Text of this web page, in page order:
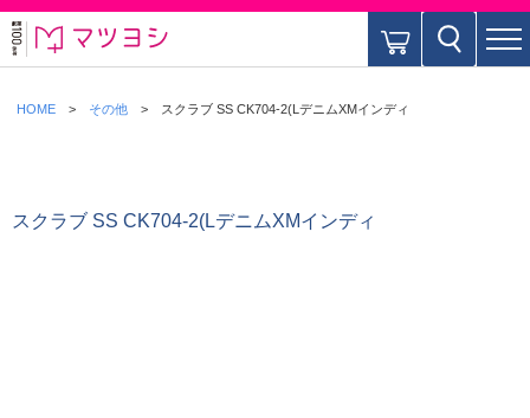
HOME その他 スクラブ SS CK704-2(LデニムXMインディ
スクラブ SS CK704-2(LデニムXMインディ